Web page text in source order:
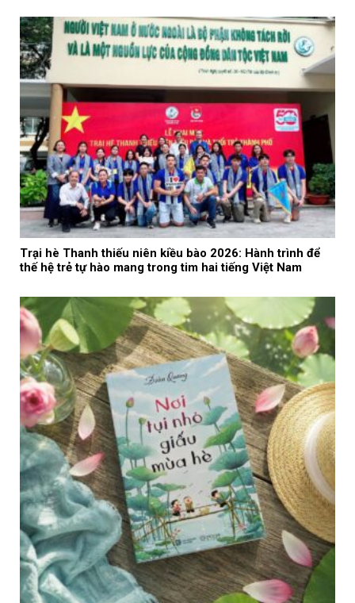
Trại hè Thanh thiếu niên kiều bào 2026: Hành trình để
thế hệ trẻ tự hào mang trong tim hai tiếng Việt Nam